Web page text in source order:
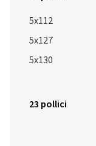
5x112
5x127
5x130
23 pollici